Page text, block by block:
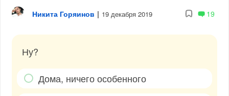
Никита Горяинов | 19 декабря 2019 19
Ну?
Дома, ничего особенного